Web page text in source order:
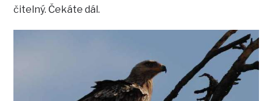
čitelný. Čekáte dál.